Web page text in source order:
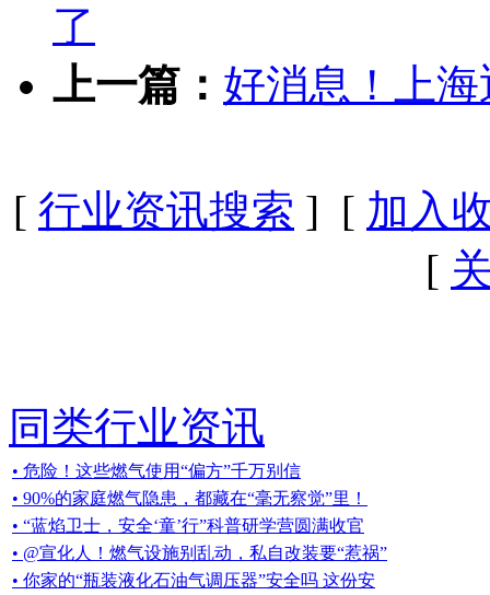
了
上一篇： 好消息！上
[ 行业资讯搜索 ] [ 加入
[
同类行业资讯
• 危险！这些燃气使用“偏方”千万别信
• 90%的家庭燃气隐患，都藏在“毫无察觉”里！
• “蓝焰卫士，安全‘童’行”科普研学营圆满收官
• @宣化人！燃气设施别乱动，私自改装要“惹祸”
• 你家的“瓶装液化石油气调压器”安全吗 这份安